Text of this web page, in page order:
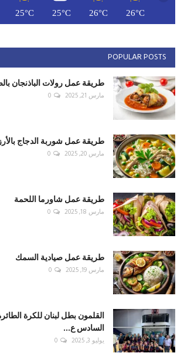
26°C
26°C
25°C
25°C
POPULAR POSTS
طريقة عمل رولات الباذنجان
مارس 21, 2025 0
طريقة عمل شوربة الدجاج
مارس 20, 2025 0
طريقة عمل شاورما اللحمة
مارس 18, 2025 0
طريقة عمل صيادية السمك
مارس 19, 2025 0
القلمون بطل لبنان للكرة
السادس ع...
يوليو 3, 2025 0